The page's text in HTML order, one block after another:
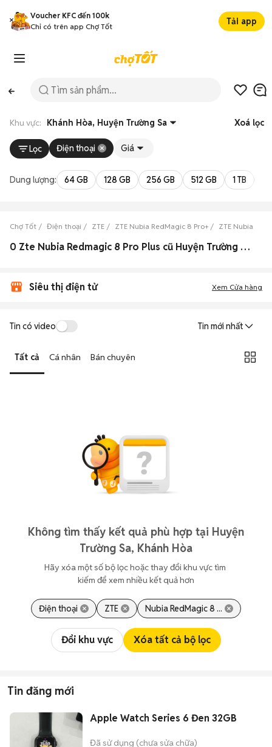
Voucher KFC đến 100k
Chỉ có trên app Chợ Tốt
Tải app
Khu vực: Khánh Hòa, Huyện Trường Sa Xoá lọc
Lọc Điện thoại Giá
Dung lượng: 64 GB 128 GB 256 GB 512 GB 1 TB
Chợ Tốt Điện thoại ZTE ZTE Nubia RedMagic 8 Pro+ ZTE Nubia
0 Zte Nubia Redmagic 8 Pro Plus cũ Huyện Trường Sa, Khánh Hòa đẹp
Siêu thị điện tử Xem Cửa hàng
Tin có video Tin mới nhất
Tất cả Cá nhân Bán chuyên
Không tìm thấy kết quả phù hợp tại Huyện
Trường Sa, Khánh Hòa
Hãy xóa một số bộ lọc hoặc thay đổi khu vực tìm
kiếm để xem nhiều kết quả hơn
Điện thoại ZTE Nubia RedMagic 8 ...
Đổi khu vực Xóa tất cả bộ lọc
Tin đăng mới
Apple Watch Series 6 Đen 32GB
Đã sử dụng (chưa sửa chữa)